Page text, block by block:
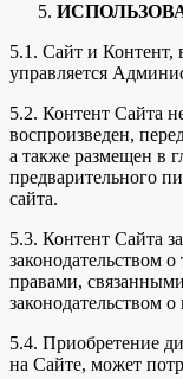
5.1. Сайт и Контент,
управляется
5.2. Контент Сайта
воспроизведен,
а также размещен в
предварительного
сайта.
5.3. Контент Сайта
законодательством
правами,
законодательством
5.4. Приобретение
на Сайте, может